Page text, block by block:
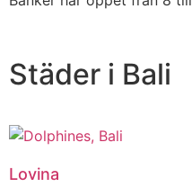
Städer i Bali
Lovina